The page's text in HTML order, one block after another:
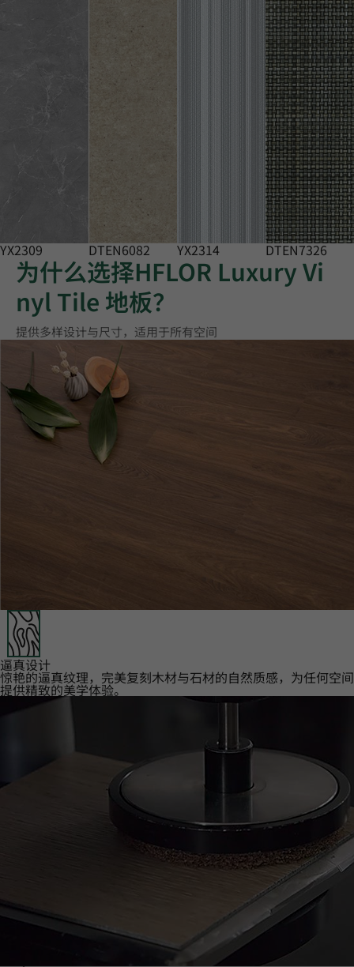
YX2309 DTEN6082 YX2314 DTEN7326
为什么选择HFLOR Luxury Vi
nyl Tile 地板？
提供多样设计与尺寸，适用于所有空间
逼真设计‌
惊艳的逼真纹理，完美复刻木材与石材的自然质感，为任何空间
提供精致的美学体验。